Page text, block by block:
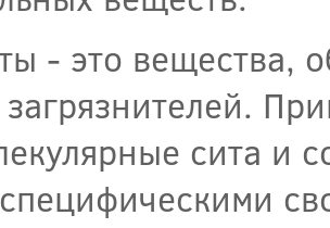
- это вещества,
сита и